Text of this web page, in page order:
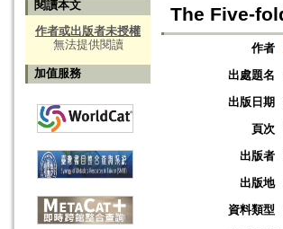
閱讀本文
作者或出版者未授權
無法提供閱讀
加值服務
The Five-
作者
出處題名
出版日期
頁次
出版者
出版地
資料類型